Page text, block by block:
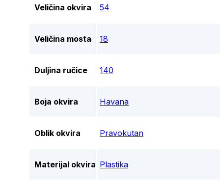
Veličina okvira 54
Veličina mosta 18
Duljina ručice 140
Boja okvira Havana
Oblik okvira Pravokutan
Materijal okvira Plastika